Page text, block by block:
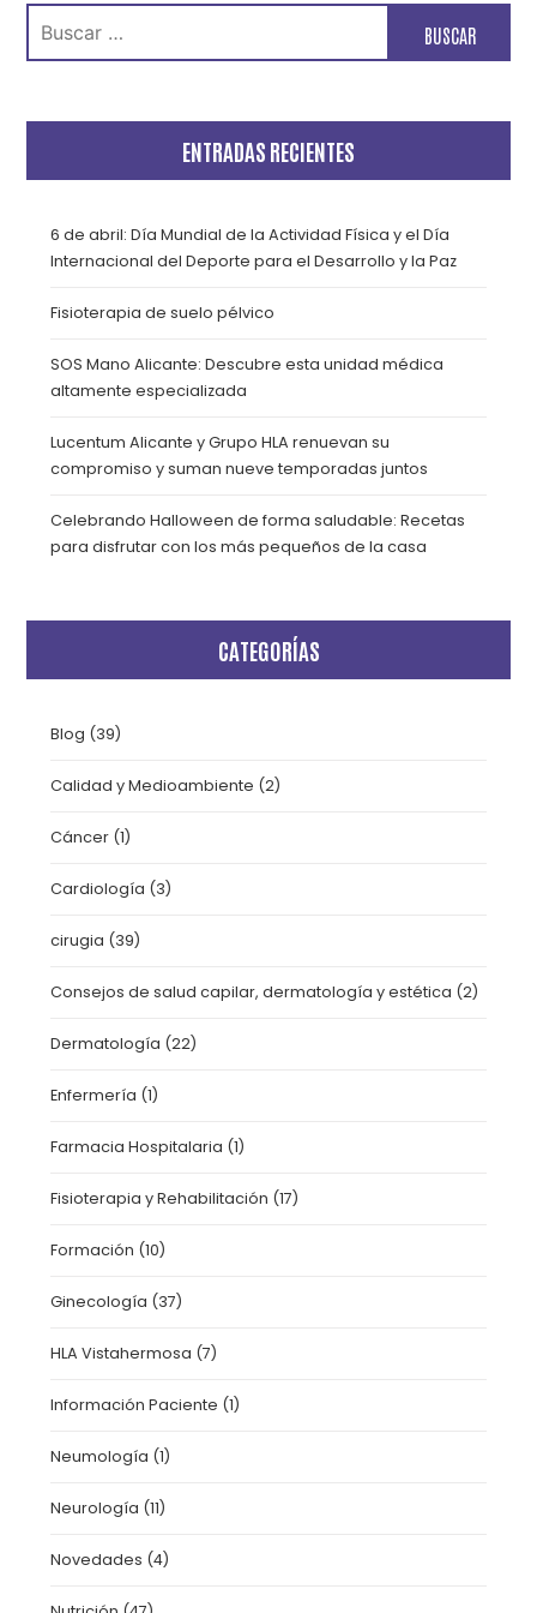
Buscar:
ENTRADAS RECIENTES
6 de abril: Día Mundial de la Actividad Física y el Día
Internacional del Deporte para el Desarrollo y la Paz
Fisioterapia de suelo pélvico
SOS Mano Alicante: Descubre esta unidad médica
altamente especializada
Lucentum Alicante y Grupo HLA renuevan su
compromiso y suman nueve temporadas juntos
Celebrando Halloween de forma saludable: Recetas
para disfrutar con los más pequeños de la casa
CATEGORÍAS
Blog (39)
Calidad y Medioambiente (2)
Cáncer (1)
Cardiología (3)
cirugia (39)
Consejos de salud capilar, dermatología y estética (2)
Dermatología (22)
Enfermería (1)
Farmacia Hospitalaria (1)
Fisioterapia y Rehabilitación (17)
Formación (10)
Ginecología (37)
HLA Vistahermosa (7)
Información Paciente (1)
Neumología (1)
Neurología (11)
Novedades (4)